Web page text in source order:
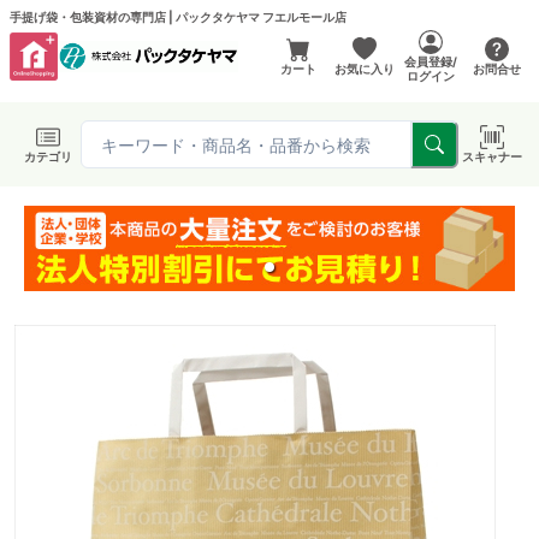
手提げ袋・包装資材の専門店 | パックタケヤマ フエルモール店
カート お気に入り
会員登録/
ログイン
お問合せ
カテゴリ スキャナー